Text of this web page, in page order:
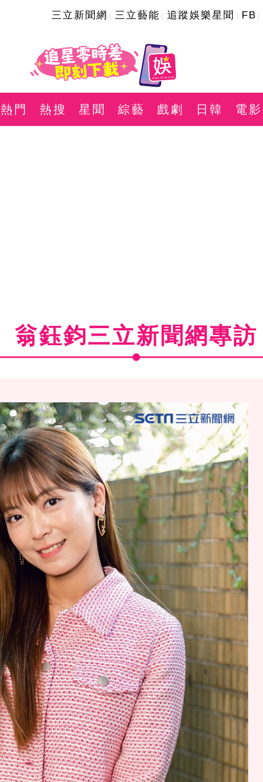
三立新聞網 三立藝能 追蹤娛樂星聞 FB
熱門 熱搜 星聞 綜藝 戲劇 日韓 電影
翁鈺鈞三立新聞網專訪